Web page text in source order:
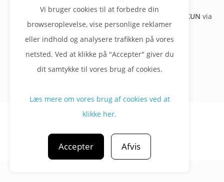
Du skal betale for din kørekortsattest. Dette foregår KUN via
mobilepay.
Pris: kr. 750,-
CGM 2020 ©​ | All Rights Reserved
Vi bruger cookies til at forbedre din
browseroplevelse, vise personlige reklamer
eller indhold og analysere trafikken på vores
netsted. Ved at klikke på "Accepter" giver du
dit samtykke til vores brug af cookies.
Læs mere om vores brug af cookies ved at
klikke her.
Accepter Afvis